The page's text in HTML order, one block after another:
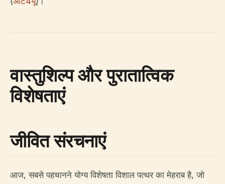
वास्तुशिल्प और पुरातात्विक
विशेषताएं
जीवित संरचनाएं
आज, सबसे पहचानने योग्य विशेषता विशाल पत्थर का मेहराब है, जो